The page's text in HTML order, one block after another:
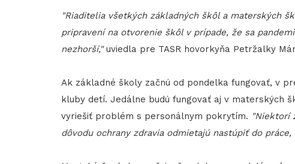
"Riaditelia všetkých základných škôl a materských
pripravení na otvorenie škôl v prípade, že sa
nezhorší,"uviedla pre TASR hovorkyňa Petržalky
Ak základné školy začnú od pondelka fungovať, v
kluby detí. Jedálne budú fungovať aj v materských
vyriešiť problém s personálnym pokrytím. "Niektorí
dôvodu ochrany zdravia odmietajú nastúpiť do práce,